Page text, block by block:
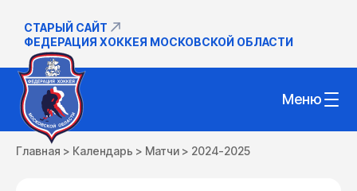
СТАРЫЙ САЙТ
ФЕДЕРАЦИЯ ХОККЕЯ МОСКОВСКОЙ ОБЛАСТИ
Меню
Главная > Календарь > Матчи > 2024-2025